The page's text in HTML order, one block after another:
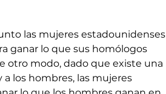
las mujeres estadounidenses
ganar lo que sus homólogos
otro modo, dado que existe una
los hombres, las mujeres